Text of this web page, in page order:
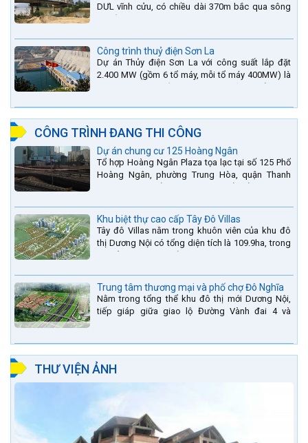
DƯL vĩnh cửu, có chiều dài 370m bắc qua sông
Công trình thuỷ điện Sơn La
Dự án Thủy điện Sơn La với công suất lắp đặt
2.400 MW (gồm 6 tổ máy, mỗi tổ máy 400MW) là
CÔNG TRÌNH ĐANG THI CÔNG
Dự án chung cư 125 Hoàng Ngân
Tổ hợp Hoàng Ngân Plaza tọa lạc tại số 125 Phố
Hoàng Ngân, phường Trung Hòa, quận Thanh
Khu biệt thự cao cấp Tây Đô Villas
Tây đô Villas nằm trong khuôn viên của khu đô
thị Dương Nội có tổng diện tích là 109.9ha, trong
Trung tâm thương mại và phố chợ Đô Nghĩa
Nằm trong tổng thể khu đô thị mới Dương Nội,
tiếp giáp giữa giao lộ Đường Vành đai 4 và
THƯ VIỆN ẢNH